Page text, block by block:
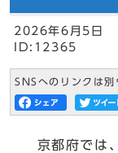
2026年6月5日
ID:12365
SNSへのリンクは別
京都府では